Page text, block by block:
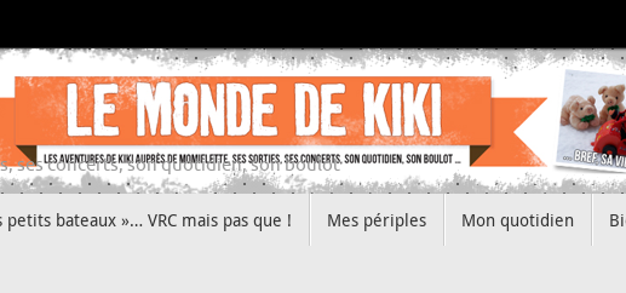
ses concerts, son quotidien, son boulot
petits bateaux »… VRC mais pas que ! Mes périples Mon quotidien